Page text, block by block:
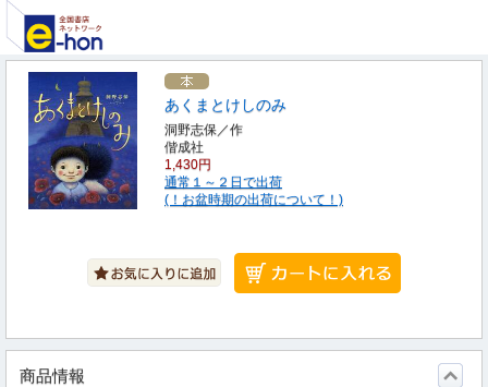
あくまとけしのみ
洞野志保／作
偕成社
1,430円
通常１～２日で出荷
(！お盆時期の出荷について！)
商品情報